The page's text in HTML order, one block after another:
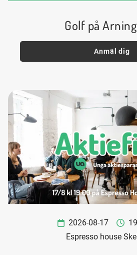
Golf på
Anmäl dig
2026-08-17
Espresso house